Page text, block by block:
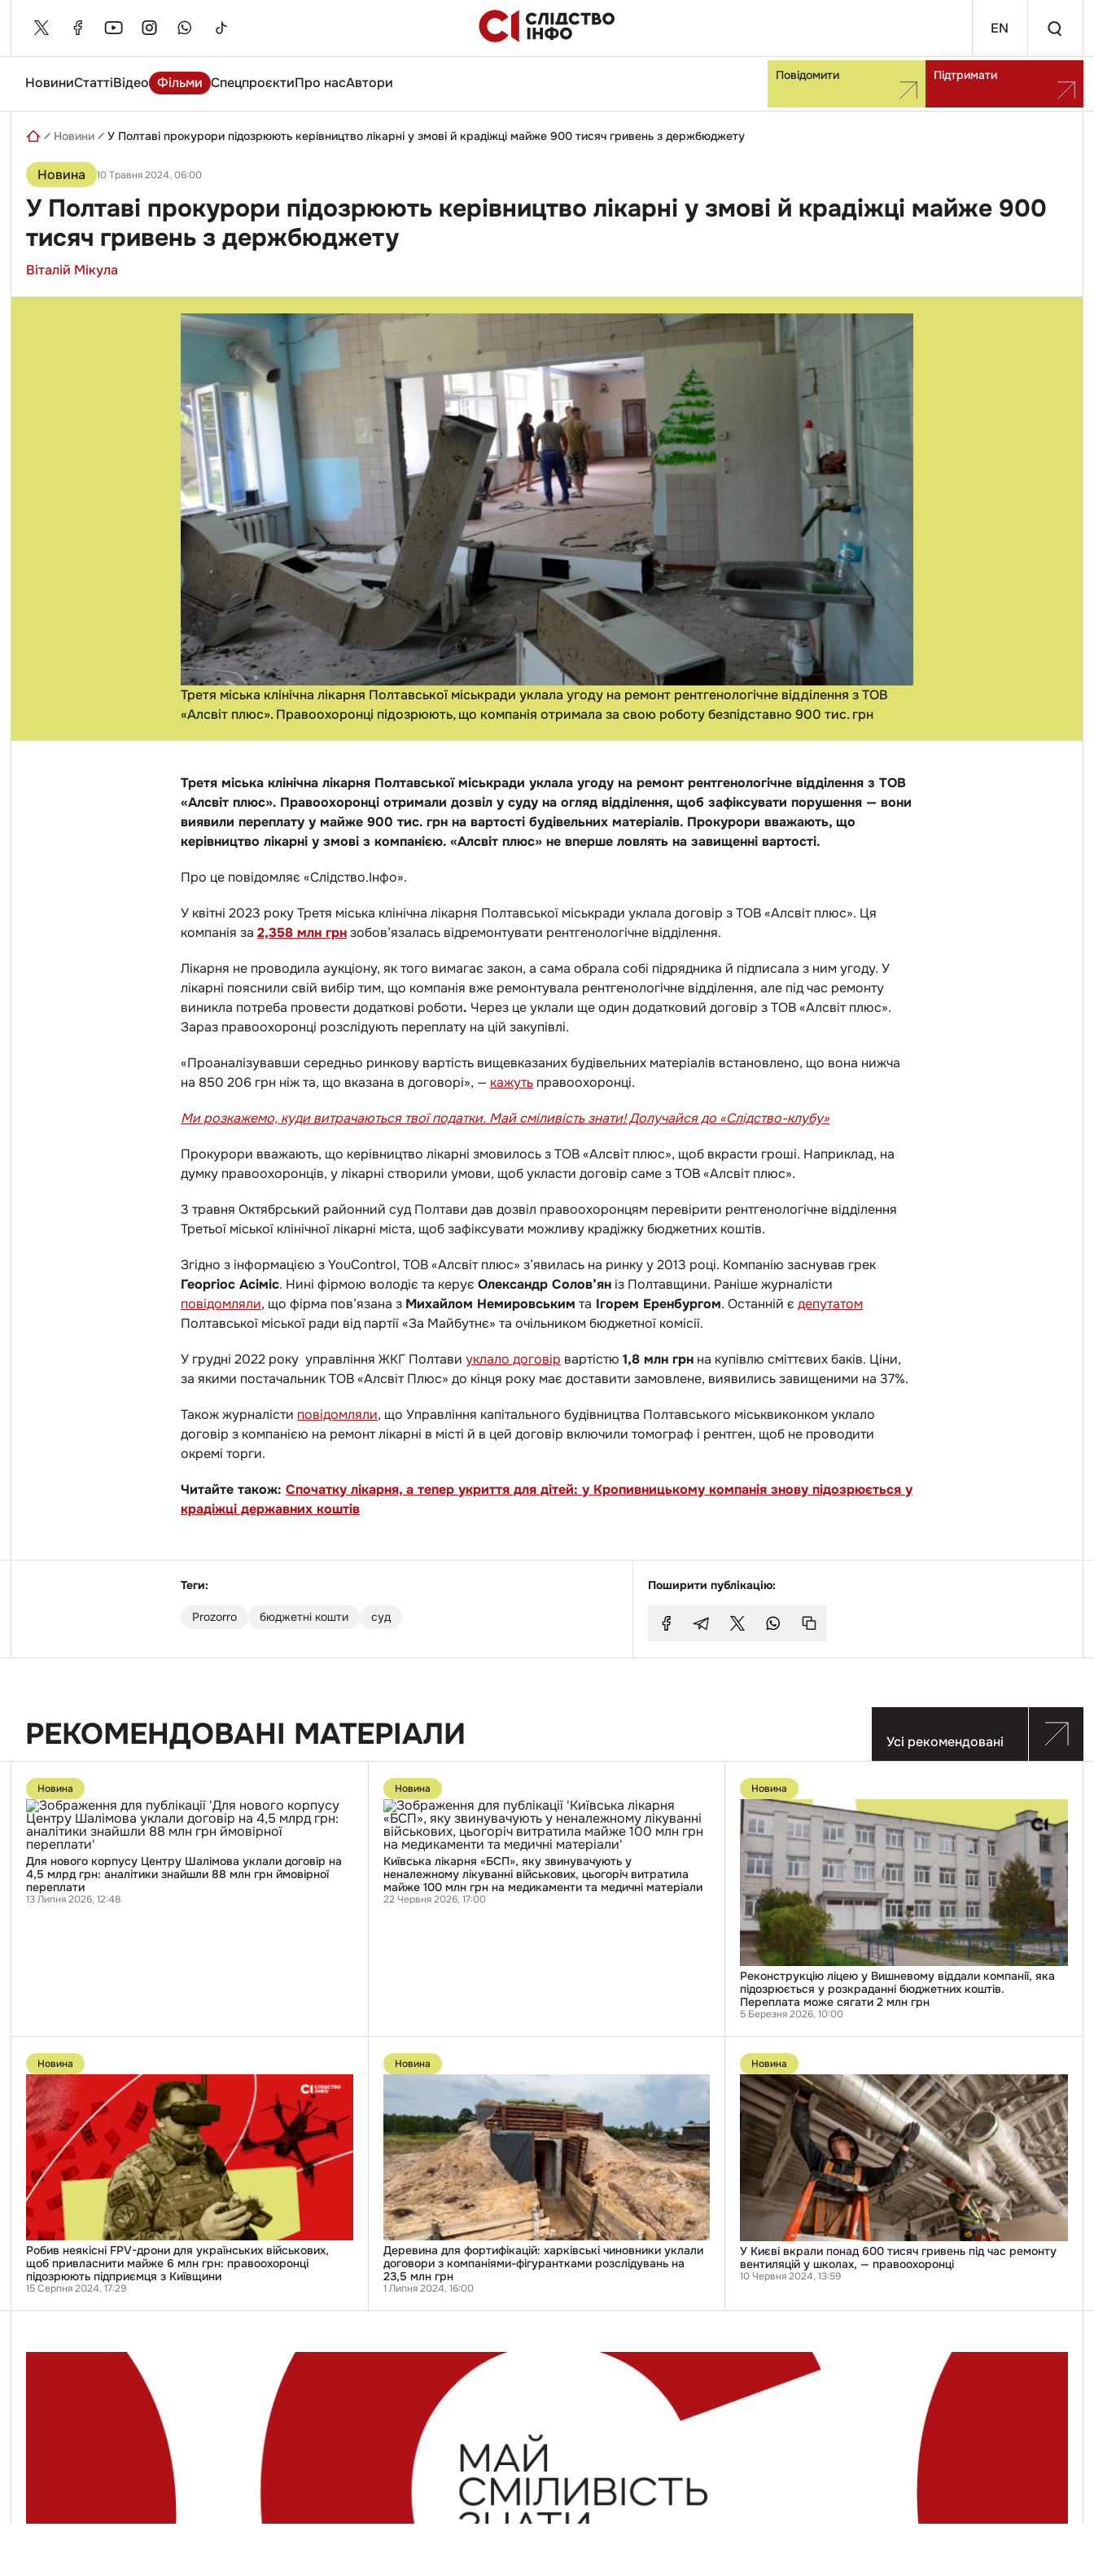
content EN
НовиниСтаттіВідео Фільми СпецпроєктиПро насАвтори Повідомити Підтримати
Введіть
Новини У Полтаві прокурори підозрюють керівництво лікарні у змові й крадіжці майже 900 тисяч гривень з держбюджету
Новина 10 Травня 2024, 06:00
У Полтаві прокурори підозрюють керівництво лікарні у змові й крадіжці майже 900
тисяч гривень з держбюджету
Віталій Мікула
Третя міська клінічна лікарня Полтавської міськради уклала угоду на ремонт рентгенологічне відділення з ТОВ
«Алсвіт плюс». Правоохоронці підозрюють, що компанія отримала за свою роботу безпідставно 900 тис. грн
Третя міська клінічна лікарня Полтавської міськради уклала угоду на ремонт рентгенологічне відділення з ТОВ
«Алсвіт плюс». Правоохоронці отримали дозвіл у суду на огляд відділення, щоб зафіксувати порушення — вони
виявили переплату у майже 900 тис. грн на вартості будівельних матеріалів. Прокурори вважають, що
керівництво лікарні у змові з компанією. «Алсвіт плюс» не вперше ловлять на завищенні вартості.
Про це повідомляє «Слідство.Інфо».
У квітні 2023 року Третя міська клінічна лікарня Полтавської міськради уклала договір з ТОВ «Алсвіт плюс». Ця
компанія за 2,358 млн грнзобов’язалась відремонтувати рентгенологічне відділення.
Лікарня не проводила аукціону, як того вимагає закон, а сама обрала собі підрядника й підписала з ним угоду. У
лікарні пояснили свій вибір тим, що компанія вже ремонтувала рентгенологічне відділення, але під час ремонту
виникла потреба провести додаткові роботи. Через це уклали ще один додатковий договір з ТОВ «Алсвіт плюс».
Зараз правоохоронці розслідують переплату на цій закупівлі.
«Проаналізувавши середньо ринкову вартість вищевказаних будівельних матеріалів встановлено, що вона нижча
на 850 206 грн ніж та, що вказана в договорі», — кажуть правоохоронці.
Ми розкажемо, куди витрачаються твої податки. Май сміливість знати! Долучайся до «Слідство-клубу»
Прокурори вважають, що керівництво лікарні змовилось з ТОВ «Алсвіт плюс», щоб вкрасти гроші. Наприклад, на
думку правоохоронців, у лікарні створили умови, щоб укласти договір саме з ТОВ «Алсвіт плюс».
3 травня Октябрський районний суд Полтави дав дозвіл правоохоронцям перевірити рентгенологічне відділення
Третьої міської клінічної лікарні міста, щоб зафіксувати можливу крадіжку бюджетних коштів.
Згідно з інформацією з YouControl, ТОВ «Алсвіт плюс» з’явилась на ринку у 2013 році. Компанію заснував грек
Георгіос Асіміс. Нині фірмою володіє та керує Олександр Солов’ян із Полтавщини. Раніше журналісти
повідомляли, що фірма пов’язана з Михайлом Немировським та Ігорем Еренбургом. Останній є депутатом
Полтавської міської ради від партії «За Майбутнє» та очільником бюджетної комісії.
У грудні 2022 року управління ЖКГ Полтави уклало договір вартістю 1,8 млн грн на купівлю сміттєвих баків. Ціни,
за якими постачальник ТОВ «Алсвіт Плюс» до кінця року має доставити замовлене, виявились завищеними на 37%.
Також журналісти повідомляли, що Управління капітального будівництва Полтавського міськвиконком уклало
договір з компанією на ремонт лікарні в місті й в цей договір включили томограф і рентген, щоб не проводити
окремі торги.
Читайте також: Спочатку лікарня, а тепер укриття для дітей: у Кропивницькому компанія знову підозрюється у
крадіжці державних коштів
Теги:
Prozorro бюджетні кошти суд
Поширити публікацію:
РЕКОМЕНДОВАНІ МАТЕРІАЛИ
Усі рекомендовані
Перейти
публікації
Для
нового
корпусу
Центру
Шалімова
уклали
договір
Новина
Для нового корпусу Центру Шалімова уклали договір на
4,5 млрд грн: аналітики знайшли 88 млн грн ймовірної
переплати
13 Липня 2026, 12:48
Перейти
публікації
Київська
лікарня
«БСП»,
яку
звинувачують
неналежному
лікуванні
військових,
медичні
матеріали
Новина
Київська лікарня «БСП», яку звинувачують у
неналежному лікуванні військових, цьогоріч витратила
майже 100 млн грн на медикаменти та медичні матеріали
22 Червня 2026, 17:00
Перейти
публікації
Реконструкцію
ліцею
Вишневому
віддали
компанії,
яка
підозрюється
розкраданні
бюджетних
коштів.
Переплата
може
сягати
млн
Новина
Реконструкцію ліцею у Вишневому віддали компанії, яка
підозрюється у розкраданні бюджетних коштів.
Переплата може сягати 2 млн грн
5 Березня 2026, 10:00
Перейти
публікації
Робив
неякісні
FPV-
дрони
для
українських
військових,
щоб
привласнити
майже
млн
грн:
правоохоронці
підозрюють
підприємця
Новина
Робив неякісні FPV-дрони для українських військових,
щоб привласнити майже 6 млн грн: правоохоронці
підозрюють підприємця з Київщини
15 Серпня 2024, 17:29
Перейти
публікації
для
харківські
чиновники
уклали
договори
компаніями-
фігурантками
розслідувань
23,5
млн
грн
Новина
Деревина для фортифікацій: харківські чиновники уклали
договори з компаніями-фігурантками розслідувань на
23,5 млн грн
1 Липня 2024, 16:00
Перейти
публікації
Києві
вкрали
понад
600
тисяч
гривень
ремонту
вентиляцій
школах,
правоохоронці
Новина
У Києві вкрали понад 600 тисяч гривень під час ремонту
вентиляцій у школах, — правоохоронці
10 Червня 2024, 13:59